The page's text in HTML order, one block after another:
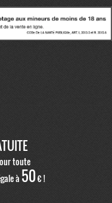
toute
à 50€ !